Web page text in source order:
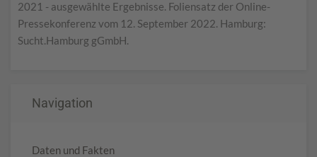
2021 - ausgewählte Ergebnisse. Foliensatz der Online-
Pressekonferenz vom 12. September 2022. Hamburg:
Sucht.Hamburg gGmbH.
Navigation
Daten und Fakten